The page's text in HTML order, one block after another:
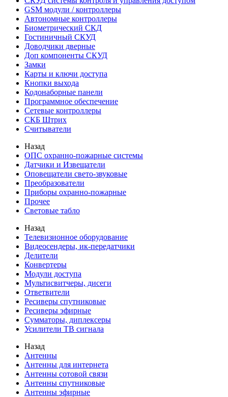
GSM модули / контроллеры
Автономные контроллеры
Биометрический СКД
Гостиничный СКУД
Доводчики дверные
Доп компоненты СКУД
Замки
Карты и ключи доступа
Кнопки выхода
Кодонаборные панели
Программное обеспечение
Сетевые контроллеры
СКБ Штрих
Считыватели
Назад
ОПС охранно-пожарные системы
Датчики и Извещатели
Оповещатели свето-звуковые
Преобразователи
Приборы охранно-пожарные
Прочее
Световые табло
Назад
Телевизионное оборудование
Видеосендеры, ик-передатчики
Делители
Конвертеры
Модули доступа
Мультисвитчеры, дисеги
Ответвители
Ресиверы спутниковые
Ресиверы эфирные
Сумматоры, диплексеры
Усилители ТВ сигнала
Назад
Антенны
Антенны для интернета
Антенны сотовой связи
Антенны спутниковые
Антенны эфирные